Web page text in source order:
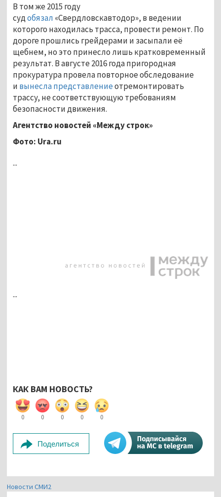
В том же 2015 году
судобязал «Свердловскавтодор», в ведении
которого находилась трасса, провести ремонт. По
дороге прошлись грейдерами и засыпали её
щебнем, но это принесло лишь кратковременный
результат. В августе 2016 года пригородная
прокуратура провела повторное обследование
и вынесла представлениеотремонтировать
трассу, не соответствующую требованиям
безопасности движения.
Агентство новостей «Между строк»
Фото: Ura.ru
...
...
КАК ВАМ НОВОСТЬ?
0 0 0 0 0
Поделиться
Новости СМИ2